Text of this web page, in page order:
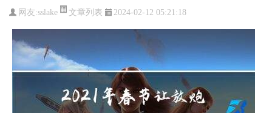
网友:sslake 文章列表 2024-02-12 05:21:18